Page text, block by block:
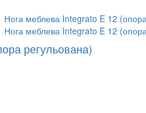
регульована)